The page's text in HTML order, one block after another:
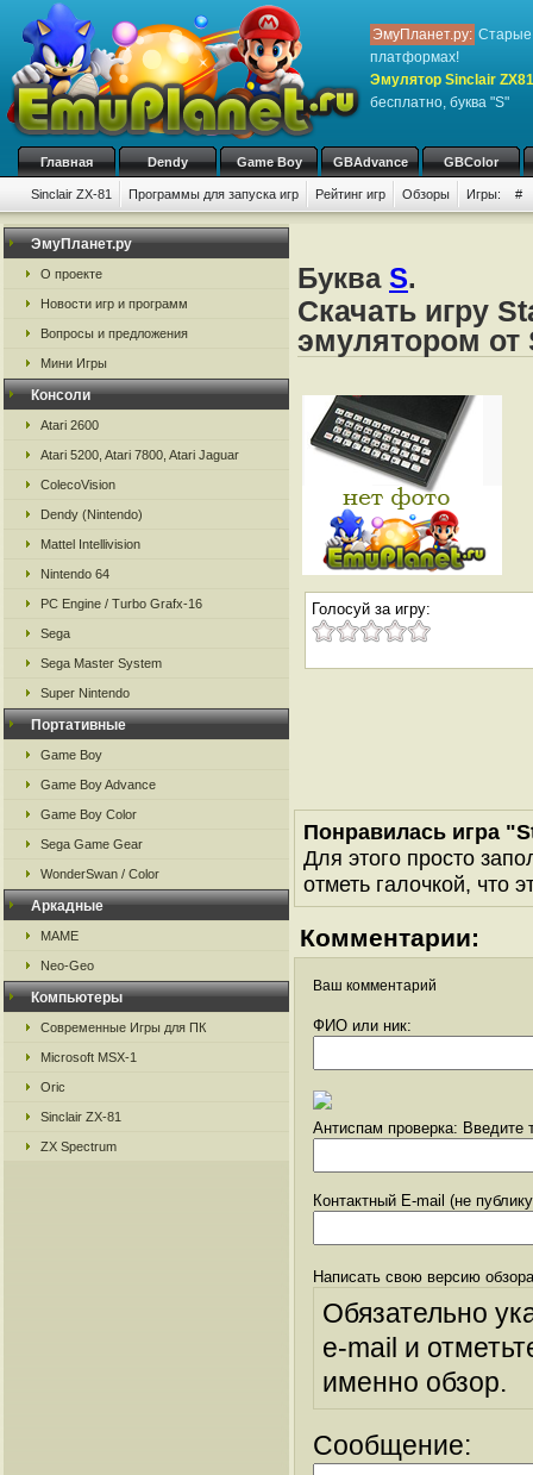
ЭмуПланет.ру: Старые
платформах!
Эмулятор Sinclair ZX81
бесплатно, буква "S"
Главная Dendy Game Boy GBAdvance GBColor
Sinclair ZX-81 Программы для запуска игр Рейтинг игр Обзоры Игры: #
ЭмуПланет.ру
О проекте
Новости игр и программ
Вопросы и предложения
Мини Игры
Консоли
Atari 2600
Atari 5200, Atari 7800, Atari Jaguar
ColecoVision
Dendy (Nintendo)
Mattel Intellivision
Nintendo 64
PC Engine / Turbo Grafx-16
Sega
Sega Master System
Super Nintendo
Портативные
Game Boy
Game Boy Advance
Game Boy Color
Sega Game Gear
WonderSwan / Color
Аркадные
MAME
Neo-Geo
Компьютеры
Современные Игры для ПК
Microsoft MSX-1
Oric
Sinclair ZX-81
ZX Spectrum
Буква S.
Скачать игру
эмулятором от
Голосуй за игру:
Понравилась игра
Для этого просто
отметь галочкой, что
Комментарии:
Ваш комментарий
ФИО или ник:
Антиспам проверка: Введите
Контактный E-mail (не
Написать свою версию
Обязательно
e-mail и
именно обзор.
Сообщение: